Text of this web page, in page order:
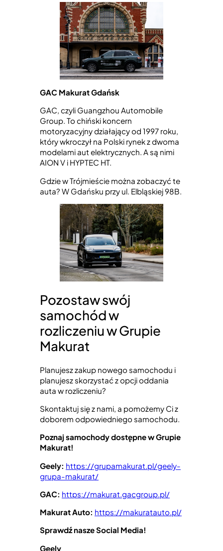
GAC Makurat Gdańsk
GAC, czyli Guangzhou Automobile
Group. To chiński koncern
motoryzacyjny działający od 1997 roku,
który wkroczył na Polski rynek z dwoma
modelami aut elektrycznych. A są nimi
AION V i HYPTEC HT.
Gdzie w Trójmieście można zobaczyć te
auta? W Gdańsku przy ul. Elbląskiej 98B.
Pozostaw swój
samochód w
rozliczeniu w Grupie
Makurat
Planujesz zakup nowego samochodu i
planujesz skorzystać z opcji oddania
auta w rozliczeniu?
Skontaktuj się z nami, a pomożemy Ci z
doborem odpowiedniego samochodu.
Poznaj samochody dostępne w Grupie
Makurat!
Geely: https://grupamakurat.pl/geely-
grupa-makurat/
GAC: https://makurat.gacgroup.pl/
Makurat Auto: https://makuratauto.pl/
Sprawdź nasze Social Media!
Geely